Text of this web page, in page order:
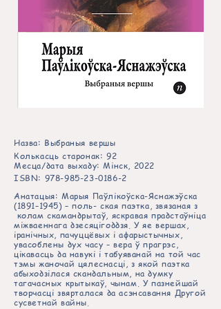
Назва: Выбраныя вершы
Колькасць старонак: 92
Месца/дата выхаду: Мінск, 2022
ISBN: 978-985-23-0186-2
Анатацыя: Марыя Паўлікоўска-Яснажэўска
(1891–1945) – поль- ская паэтка, звязаная з
колам скамандрытаў, яскравая прадстаўніца
міжваеннага дзесяцігоддзя. У яе вершах,
іранічных, пачуццёвых і афарыстычных,
увасоблены дух часу – вера ў прагрэс,
цікавасць да навукі і табуяванай на той час
тэмы жаночай цялеснасці, з якой паэтка
абыходзілася скандальным, на думку
тагачасных крытыкаў, чынам. У пазнейшай
творчасці звярталася да асэнсавання Другой
сусветнай вайны.